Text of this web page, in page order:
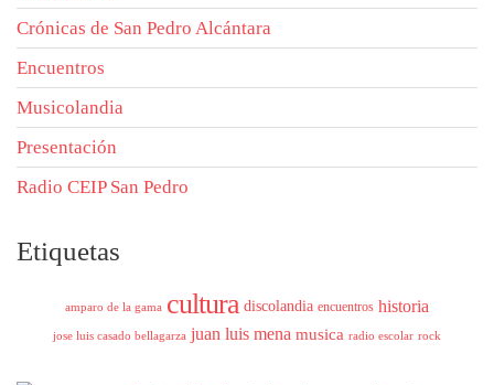
Crónicas de San Pedro Alcántara
Encuentros
Musicolandia
Presentación
Radio CEIP San Pedro
Etiquetas
amparo de la gama cultura discolandia encuentros historia
jose luis casado bellagarza juan luis mena musica radio escolar rock